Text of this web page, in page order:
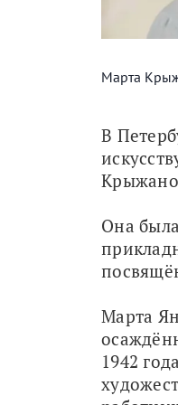
Марта
В
Она
Марта
1942